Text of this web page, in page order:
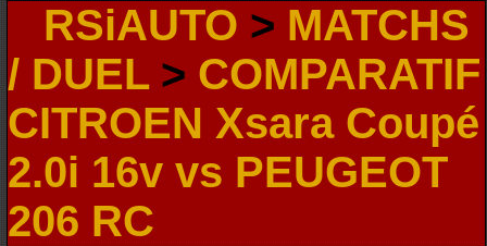
RSiAUTO > MATCHS
/ DUEL> COMPARATIF
CITROEN Xsara Coupé
2.0i 16v vs PEUGEOT
206 RC